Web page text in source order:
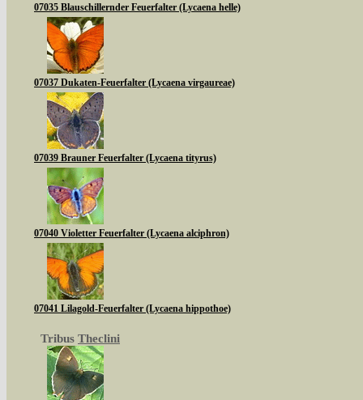
07035 Blauschillernder Feuerfalter (Lycaena helle)
07037 Dukaten-Feuerfalter (Lycaena virgaureae)
07039 Brauner Feuerfalter (Lycaena tityrus)
07040 Violetter Feuerfalter (Lycaena alciphron)
07041 Lilagold-Feuerfalter (Lycaena hippothoe)
Tribus Theclini